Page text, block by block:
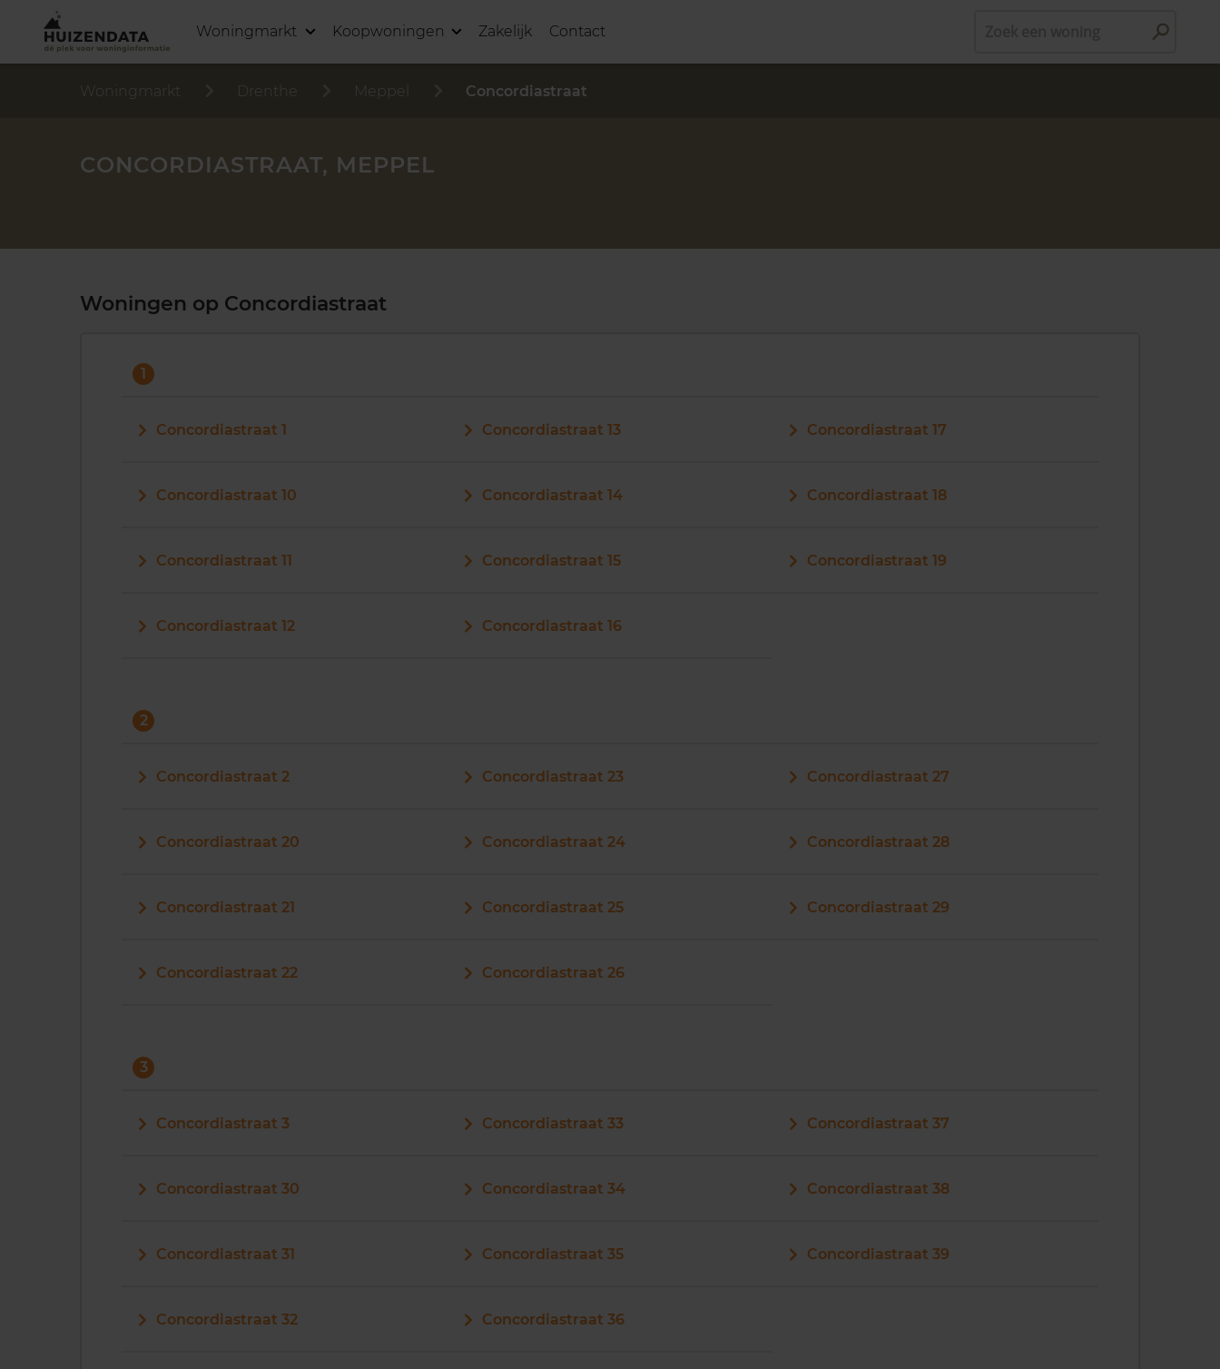
Woningmarkt Koopwoningen Zakelijk Contact
Woningmarkt Drenthe Meppel Concordiastraat
CONCORDIASTRAAT, MEPPEL
Woningen op Concordiastraat
1
Concordiastraat 1
Concordiastraat 10
Concordiastraat 11
Concordiastraat 12
Concordiastraat 13
Concordiastraat 14
Concordiastraat 15
Concordiastraat 16
Concordiastraat 17
Concordiastraat 18
Concordiastraat 19
2
Concordiastraat 2
Concordiastraat 20
Concordiastraat 21
Concordiastraat 22
Concordiastraat 23
Concordiastraat 24
Concordiastraat 25
Concordiastraat 26
Concordiastraat 27
Concordiastraat 28
Concordiastraat 29
3
Concordiastraat 3
Concordiastraat 30
Concordiastraat 31
Concordiastraat 32
Concordiastraat 33
Concordiastraat 34
Concordiastraat 35
Concordiastraat 36
Concordiastraat 37
Concordiastraat 38
Concordiastraat 39